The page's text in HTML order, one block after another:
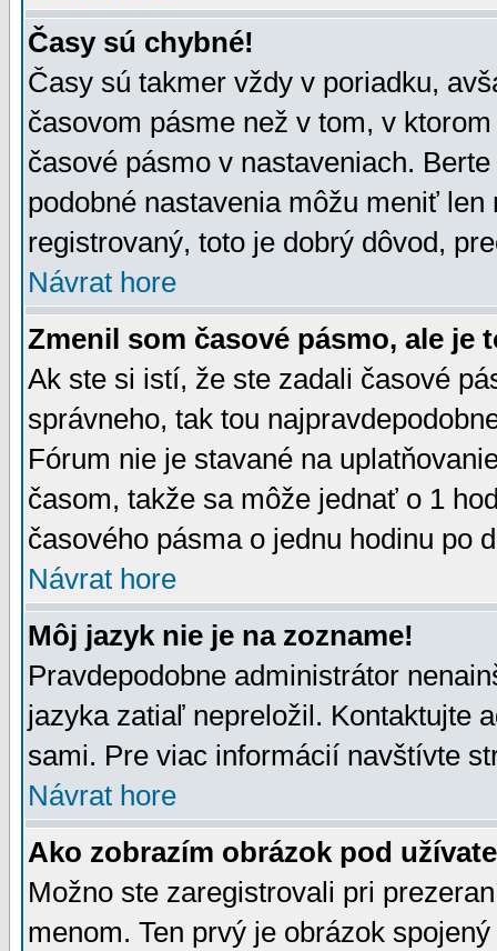
Časy sú chybné!
Časy sú takmer vždy v poriadku,
časovom pásme než v tom, v
časové pásmo v nastaveniach.
podobné nastavenia môžu meniť
registrovaný, toto je dobrý dôvod,
Návrat hore
Zmenil som časové pásmo, ale je
Ak ste si istí, že ste zadali časové
správneho, tak tou
Fórum nie je stavané na
časom, takže sa môže jednať o 1
časového pásma o jednu hodinu po
Návrat hore
Môj jazyk nie je na zozname!
Pravdepodobne administrátor
jazyka zatiaľ nepreložil. Kontaktujte
sami. Pre viac informácií navštívte
Návrat hore
Ako zobrazím obrázok pod
Možno ste zaregistrovali pri
menom. Ten prvý je obrázok